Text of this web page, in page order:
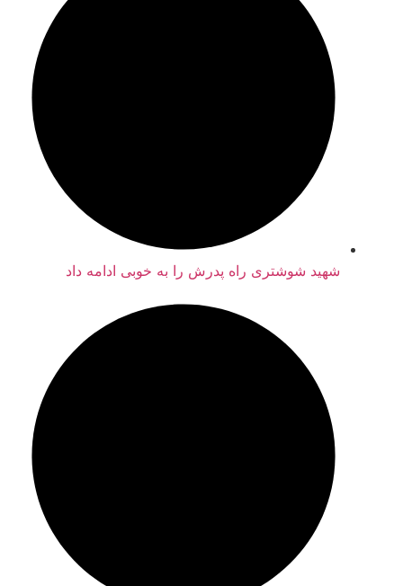
شهید شوشتری راه پدرش را به خوبی ادامه داد